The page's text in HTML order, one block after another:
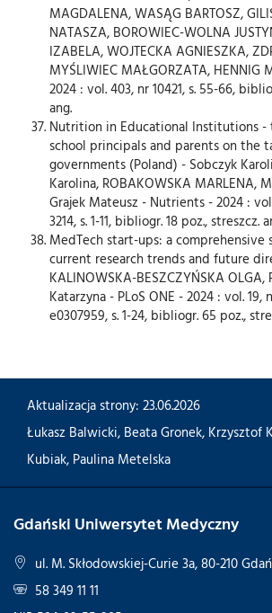
MAGDALENA, WASĄG BARTOSZ,
NATASZA, BOROWIEC-WOLNA
IZABELA, WOJTECKA AGNIESZKA,
MYŚLIWIEC MAŁGORZATA, HENNIG
2024 : vol. 403, nr 10421, s. 55-66,
ang.
Nutrition in Educational Institutions
school principals and parents on the
governments (Poland) - Sobczyk
Karolina, ROBAKOWSKA MARLENA,
Grajek Mateusz - Nutrients - 2024 :
3214, s. 1-11, bibliogr. 18 poz., streszcz.
MedTech start-ups: a
current research trends and future
KALINOWSKA-BESZCZYŃSKA
Katarzyna - PLoS ONE - 2024 : vol. 19,
e0307959, s. 1-24, bibliogr. 65 poz.,
Aktualizacja strony: 23.06.2026
Łukasz Balwicki, Beata Gronek, Krzysztof
Kubiak, Paulina Metelska
Gdański Uniwersytet Medyczny
ul. M. Skłodowskiej-Curie 3a, 80-210
58 349 11 11